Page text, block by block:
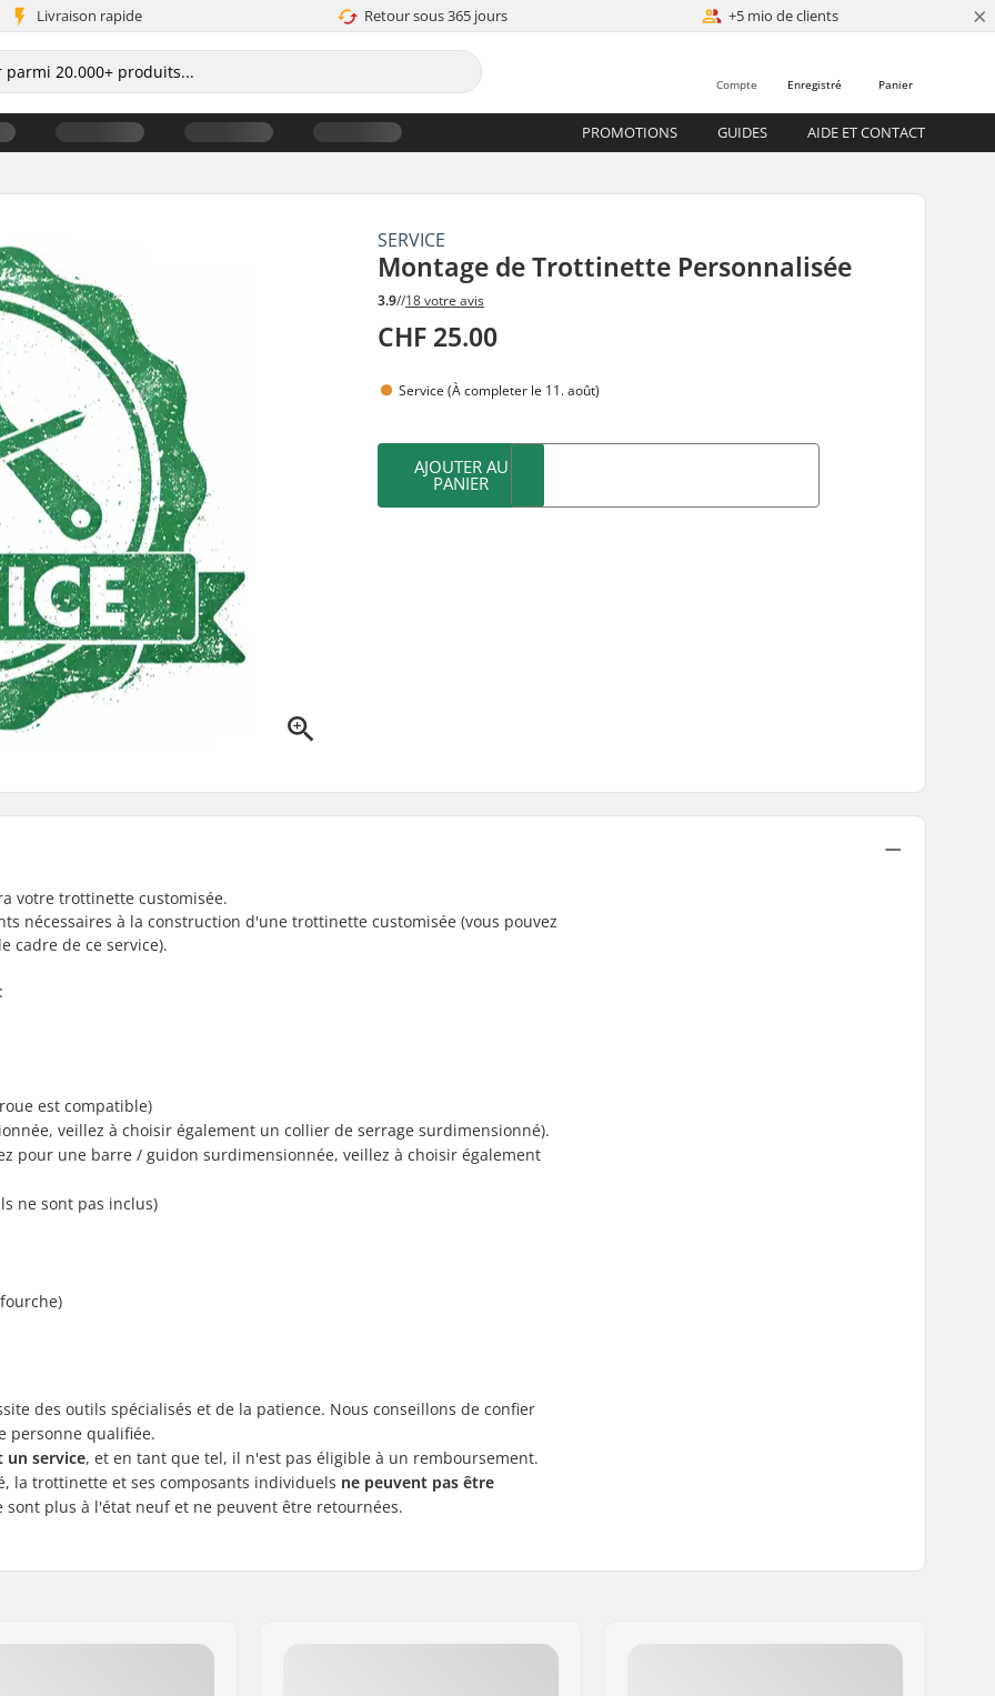
Livraison rapide Retour sous 365 jours +5 mio de clients ×
Panier
Enregistré
Compte
PROMOTIONS GUIDES AIDE ET CONTACT
SERVICE
Montage de Trottinette Personnalisée
3.9//18 votre avis
CHF 25.00
Service (À completer le 11. août)
AJOUTER AU
PANIER
votre trottinette customisée.
nécessaires à la construction d'une trottinette customisée (vous pouvez
cadre de ce service).
est compatible)
veillez à choisir également un collier de serrage surdimensionné).
pour une barre / guidon surdimensionnée, veillez à choisir également
ne sont pas inclus)
des outils spécialisés et de la patience. Nous conseillons de confier
personne qualifiée.
un service, et en tant que tel, il n'est pas éligible à un remboursement.
la trottinette et ses composants individuels ne peuvent pas être
sont plus à l'état neuf et ne peuvent être retournées.